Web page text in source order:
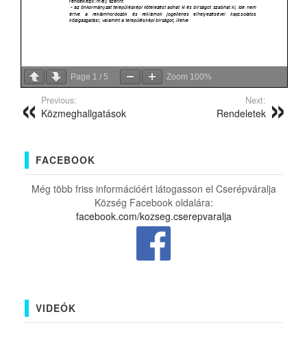
Page 1 / 5 Zoom 100%
Previous:
Közmeghallgatások
Next:
Rendeletek
FACEBOOK
Még több friss információért látogasson el Cserépváralja
Község Facebook oldalára:
facebook.com/kozseg.cserepvaralja
VIDEÓK